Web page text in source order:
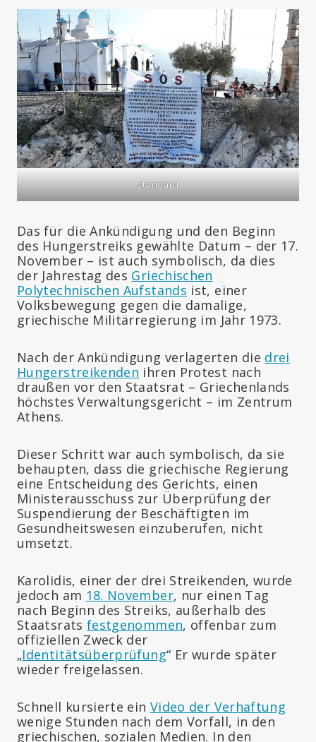
standard
Das für die Ankündigung und den Beginn
des Hungerstreiks gewählte Datum – der 17.
November – ist auch symbolisch, da dies
der Jahrestag des Griechischen
Polytechnischen Aufstands ist, einer
Volksbewegung gegen die damalige,
griechische Militärregierung im Jahr 1973.
Nach der Ankündigung verlagerten die drei
Hungerstreikenden ihren Protest nach
draußen vor den Staatsrat – Griechenlands
höchstes Verwaltungsgericht – im Zentrum
Athens.
Dieser Schritt war auch symbolisch, da sie
behaupten, dass die griechische Regierung
eine Entscheidung des Gerichts, einen
Ministerausschuss zur Überprüfung der
Suspendierung der Beschäftigten im
Gesundheitswesen einzuberufen, nicht
umsetzt.
Karolidis, einer der drei Streikenden, wurde
jedoch am 18. November, nur einen Tag
nach Beginn des Streiks, außerhalb des
Staatsrats festgenommen, offenbar zum
offiziellen Zweck der
„Identitätsüberprüfung“ Er wurde später
wieder freigelassen.
Schnell kursierte ein Video der Verhaftung
wenige Stunden nach dem Vorfall, in den
griechischen, sozialen Medien. In den